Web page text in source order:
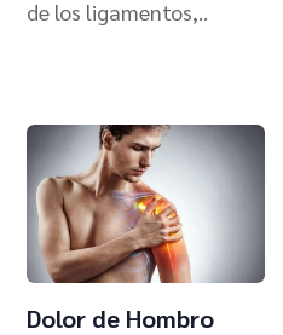
de los ligamentos,..
Dolor de Hombro